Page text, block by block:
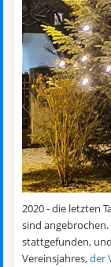
2020 - die letzten
sind
stattgefunden,
Vereinsjahres,der